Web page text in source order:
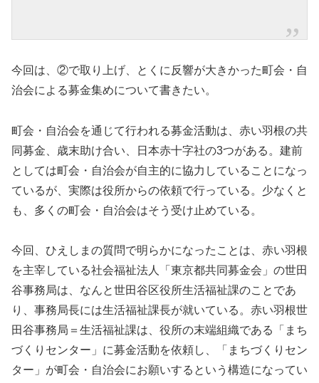
今回は、②で取り上げ、とくに反響が大きかった町会・自
治会による募金集めについて書きたい。
町会・自治会を通じて行われる募金活動は、赤い羽根の共
同募金、歳末助け合い、日本赤十字社の3つがある。建前
としては町会・自治会が自主的に協力していることになっ
ているが、実際は役所からの依頼で行っている。少なくと
も、多くの町会・自治会はそう受け止めている。
今回、ひえしまの質問で明らかになったことは、赤い羽根
を主宰している社会福祉法人「東京都共同募金会」の世田
谷事務局は、なんと世田谷区役所生活福祉課のことであ
り、事務局長には生活福祉課長が就いている。赤い羽根世
田谷事務局＝生活福祉課は、役所の末端組織である「まち
づくりセンター」に募金活動を依頼し、「まちづくりセン
ター」が町会・自治会にお願いするという構造になってい